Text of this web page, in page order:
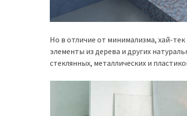
Но в отличие от минимализма, хай-
элементы из дерева и других
стеклянных, металлических и